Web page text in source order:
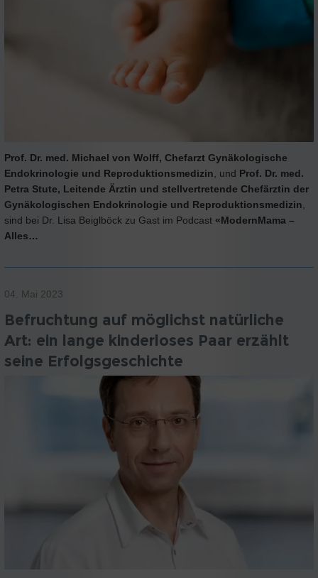
Prof. Dr. med. Michael von Wolff, Chefarzt Gynäkologische
Endokrinologie und Reproduktionsmedizin , und Prof. Dr. med.
Petra Stute, Leitende Ärztin und stellvertretende Chefärztin der
Gynäkologischen Endokrinologie und Reproduktionsmedizin
sind bei Dr. Lisa Beiglböck zu Gast im Podcast «ModernMama –
Alles…
04. Mai 2023
Befruchtung auf möglichst natürliche
Art: ein lange kinderloses Paar erzählt
seine Erfolgsgeschichte